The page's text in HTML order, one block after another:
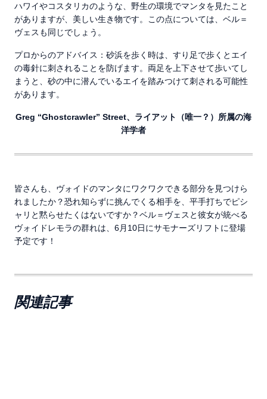
ハワイやコスタリカのような、野生の環境でマンタを見たこと
がありますが、美しい生き物です。この点については、ベル＝
ヴェスも同じでしょう。
プロからのアドバイス：砂浜を歩く時は、すり足で歩くとエイ
の毒針に刺されることを防げます。両足を上下させて歩いてし
まうと、砂の中に潜んでいるエイを踏みつけて刺される可能性
があります。
Greg “Ghostcrawler” Street、ライアット（唯一？）所属の海
洋学者
皆さんも、ヴォイドのマンタにワクワクできる部分を見つけら
れましたか？恐れ知らずに挑んでくる相手を、平手打ちでピシ
ャリと黙らせたくはないですか？ベル＝ヴェスと彼女が統べる
ヴォイドレモラの群れは、6月10日にサモナーズリフトに登場
予定です！
関連記事